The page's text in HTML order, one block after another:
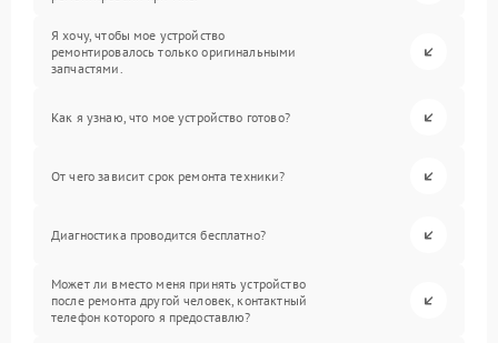
Я хочу, чтобы мое устройство
ремонтировалось только оригинальными
запчастями.
Как я узнаю, что мое устройство готово?
От чего зависит срок ремонта техники?
Диагностика проводится бесплатно?
Может ли вместо меня принять устройство
после ремонта другой человек, контактный
телефон которого я предоставлю?